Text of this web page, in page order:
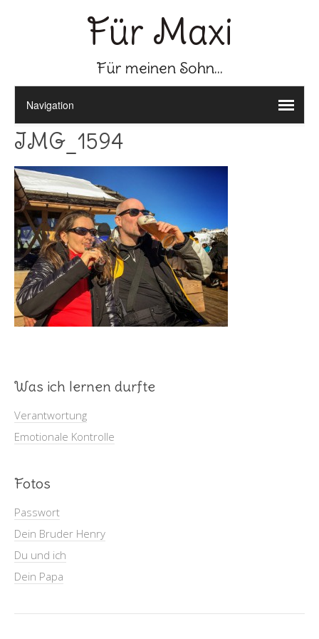
Für Maxi
Für meinen Sohn...
IMG_1594
Was ich lernen durfte
Verantwortung
Emotionale Kontrolle
Fotos
Passwort
Dein Bruder Henry
Du und ich
Dein Papa